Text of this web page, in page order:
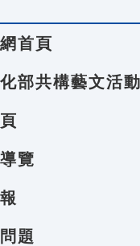
首頁
部共構藝文活
覽
題